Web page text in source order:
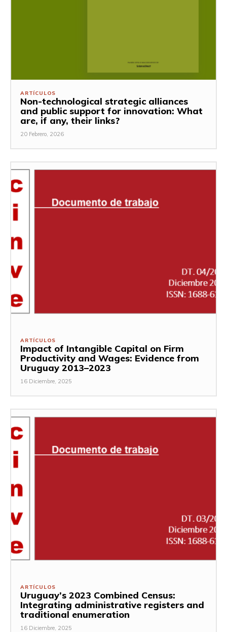
ARTÍCULOS
Non-technological strategic alliances
and public support for innovation: What
are, if any, their links?
20 Febrero, 2026
ARTÍCULOS
Impact of Intangible Capital on Firm
Productivity and Wages: Evidence from
Uruguay 2013–2023
16 Diciembre, 2025
ARTÍCULOS
Uruguay’s 2023 Combined Census:
Integrating administrative registers and
traditional enumeration
16 Diciembre, 2025